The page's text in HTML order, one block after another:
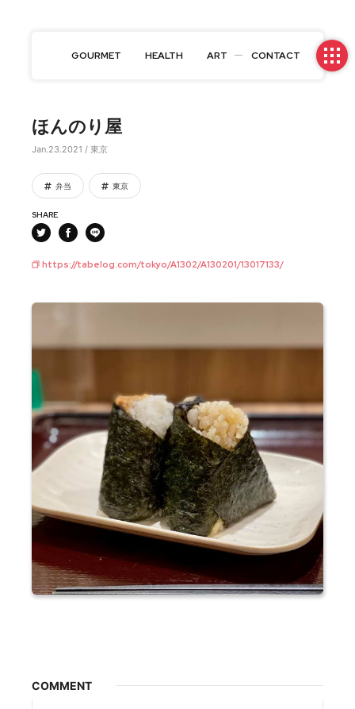
GOURMET HEALTH ART CONTACT
ほんのり屋
Jan.23.2021 / 東京
弁当 東京
SHARE
https://tabelog.com/tokyo/A1302/A130201/13017133/
COMMENT